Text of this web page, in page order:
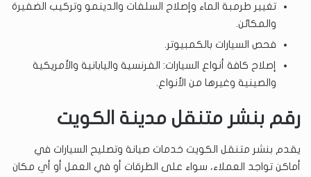
تغيير طرمبة الماء وإصلاح السلفات والدينمو وتركيب الضفيرة
والمكائن.
فحص السيارات بالكمبيوتر.
إصلاح كافة أنواع السيارات: الفرنسية واليابانية والأمريكية
والصينية وغيرها من الأنواع.
رقم بنشر متنقل مدينة الكويت
يقدم بنشر متنقل الكويت خدمات صيانة وتصليح السيارات في
أماكن تواجد العملاء، سواء على الطرقات أو في العمل أو أي مكان